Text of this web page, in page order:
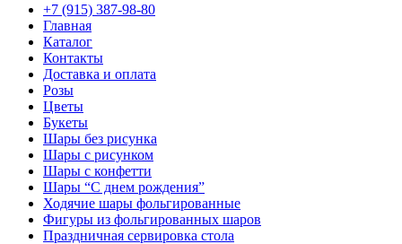
+7 (915) 387-98-80
Главная
Каталог
Контакты
Доставка и оплата
Розы
Цветы
Букеты
Шары без рисунка
Шары с рисунком
Шары с конфетти
Шары “С днем рождения”
Ходячие шары фольгированные
Фигуры из фольгированных шаров
Праздничная сервировка стола